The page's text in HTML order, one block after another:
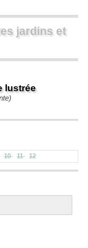
jardins et
lustrée
10 11 12